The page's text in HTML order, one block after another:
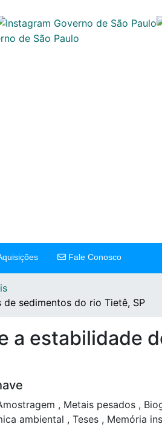
Fale Conosco
sedimentos do rio Tietê, SP
a estabilidade
, Metais pesados ,
ambiental , Teses , Memória